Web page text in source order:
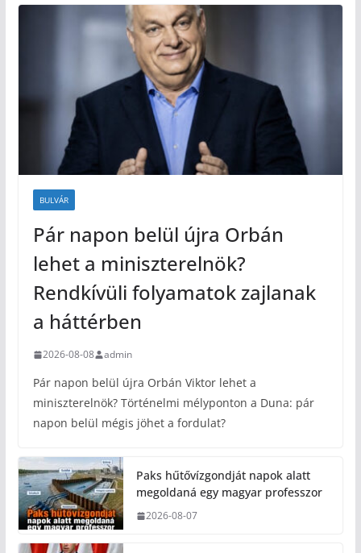
BULVÁR
Pár napon belül újra Orbán
lehet a miniszterelnök?
Rendkívüli folyamatok zajlanak
a háttérben
2026-08-08 admin
Pár napon belül újra Orbán Viktor lehet a
miniszterelnök? Történelmi mélyponton a Duna: pár
napon belül mégis jöhet a fordulat?
Paks hűtővízgondját napok alatt
megoldaná egy magyar professzor
2026-08-07